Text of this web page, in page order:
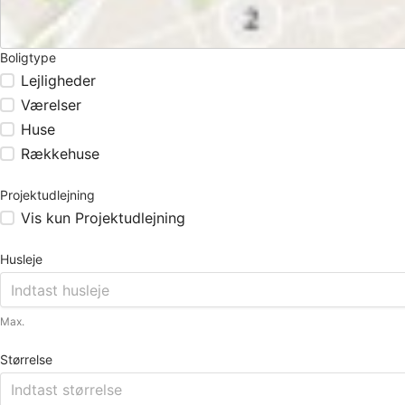
Boligtype
Lejligheder
Værelser
Huse
Rækkehuse
Projektudlejning
Vis kun Projektudlejning
Husleje
Max.
Størrelse